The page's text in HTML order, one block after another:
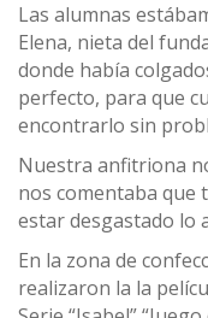
Las alumnas
Elena, nieta del
donde había
perfecto, para que
encontrarlo sin
Nuestra anfitriona
nos comentaba que
estar desgastado lo
En la zona de
realizaron la la